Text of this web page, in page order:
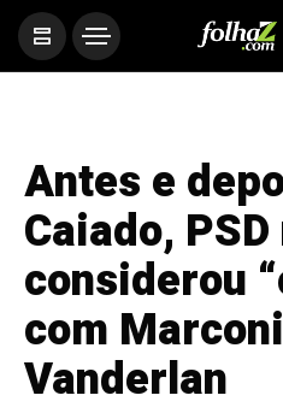
Antes e
Caiado,
considerou
com
Vanderlan